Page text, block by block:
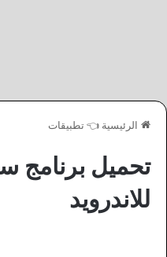
الرئيسية 👈تطبيقات
تحميل برنامج
للاندرويد